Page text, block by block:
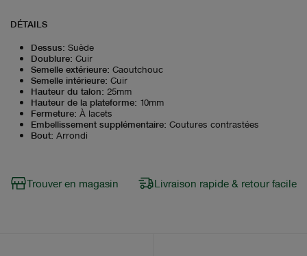
DÉTAILS
Dessus: Suède
Doublure: Cuir
Semelle extérieure: Caoutchouc
Semelle intérieure: Cuir
Hauteur du talon: 25mm
Hauteur de la plateforme: 10mm
Fermeture: À lacets
Embellissement supplémentaire: Coutures contrastées
Bout: Arrondi
Trouver en magasin Livraison rapide & retour facile